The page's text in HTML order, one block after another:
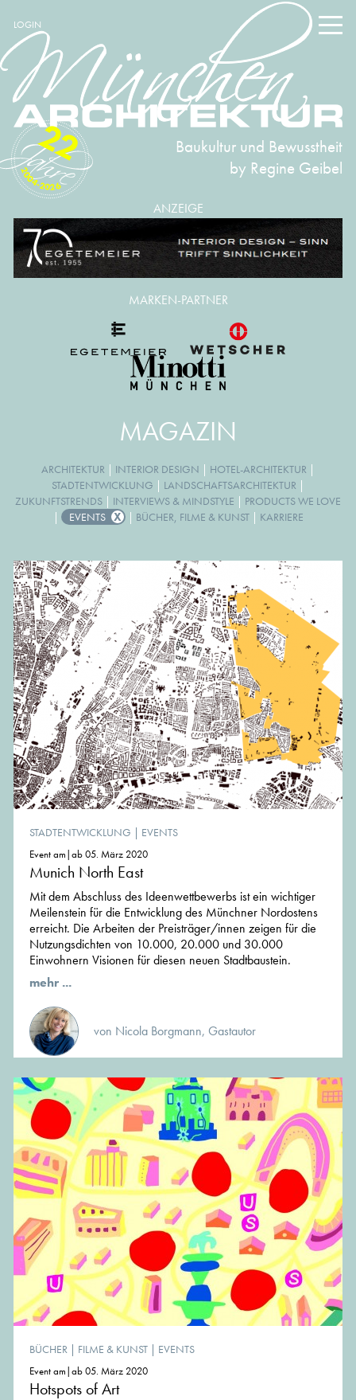
LOGIN
Baukultur und Bewusstheit
by Regine Geibel
2004-2026
22
ANZEIGE
MAGAZIN
ARCHITEKTUR | INTERIOR DESIGN | HOTEL-ARCHITEKTUR |
STADTENTWICKLUNG | LANDSCHAFTSARCHITEKTUR |
ZUKUNFTSTRENDS | INTERVIEWS & MINDSTYLE | PRODUCTS WE LOVE
|
EVENTS | BÜCHER, FILME & KUNST| KARRIERE
STADTENTWICKLUNG | EVENTS
Event am|ab 05. März 2020
Munich North East
Mit dem Abschluss des Ideenwettbewerbs ist ein wichtiger
Meilenstein für die Entwicklung des Münchner Nordostens
erreicht. Die Arbeiten der Preisträger/innen zeigen für die
Nutzungsdichten von 10.000, 20.000 und 30.000
Einwohnern Visionen für diesen neuen Stadtbaustein.
mehr ...
von Nicola Borgmann, Gastautor
BÜCHER | FILME & KUNST | EVENTS
Event am|ab 05. März 2020
Hotspots of Art